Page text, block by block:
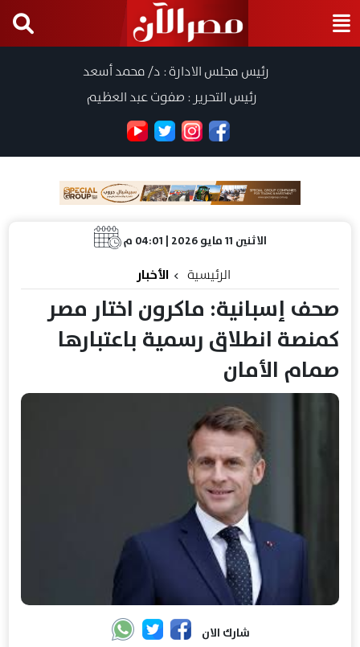
رئيس مجلس الادارة : د/ محمد أسعد
رئيس التحرير : صفوت عبد العظيم
الاثنين 11 مايو 2026 | 04:01 م
الرئيسية الأخبار
صحف إسبانية: ماكرون اختار مصر
كمنصة انطلاق رسمية باعتبارها
صمام الأمان
شارك الان